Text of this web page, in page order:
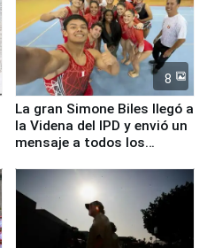
8
La gran Simone Biles llegó a
la Videna del IPD y envió un
mensaje a todos los